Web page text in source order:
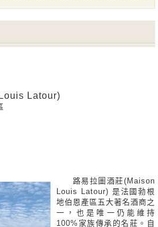
Latour)
路易拉圖酒莊(Maison
Louis Latour) 是法國勃根
地伯恩產區五大著名酒商之
一，也是唯一仍能維持
100%家族傳承的名莊。自